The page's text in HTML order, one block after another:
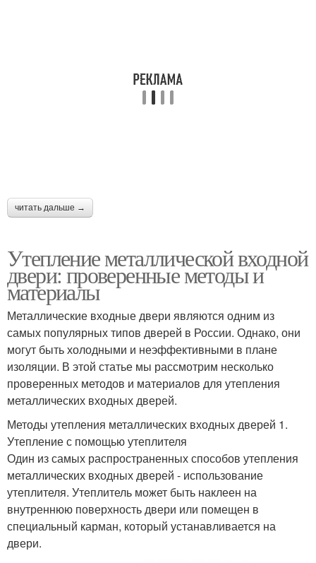
читать дальше →
Утепление металлической входной
двери: проверенные методы и
материалы
Металлические входные двери являются одним из
самых популярных типов дверей в России. Однако, они
могут быть холодными и неэффективными в плане
изоляции. В этой статье мы рассмотрим несколько
проверенных методов и материалов для утепления
металлических входных дверей.
Методы утепления металлических входных дверей 1.
Утепление с помощью утеплителя
Один из самых распространенных способов утепления
металлических входных дверей - использование
утеплителя. Утеплитель может быть наклеен на
внутреннюю поверхность двери или помещен в
специальный карман, который устанавливается на
двери.